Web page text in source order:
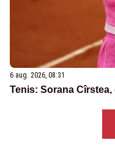
6 aug. 2026, 08:31
Tenis: Sorana